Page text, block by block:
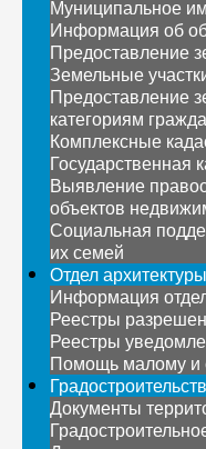
Муниципальное
Информация об
Предоставление
Земельные
Предоставление
категориям
Комплексные
Государственная
Выявление
объектов
Социальная
их семей
Отдел архитектуры
Информация
Реестры
Реестры
Помощь малому и
Документы